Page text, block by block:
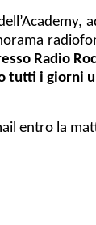
Radio
i giorni
entro la